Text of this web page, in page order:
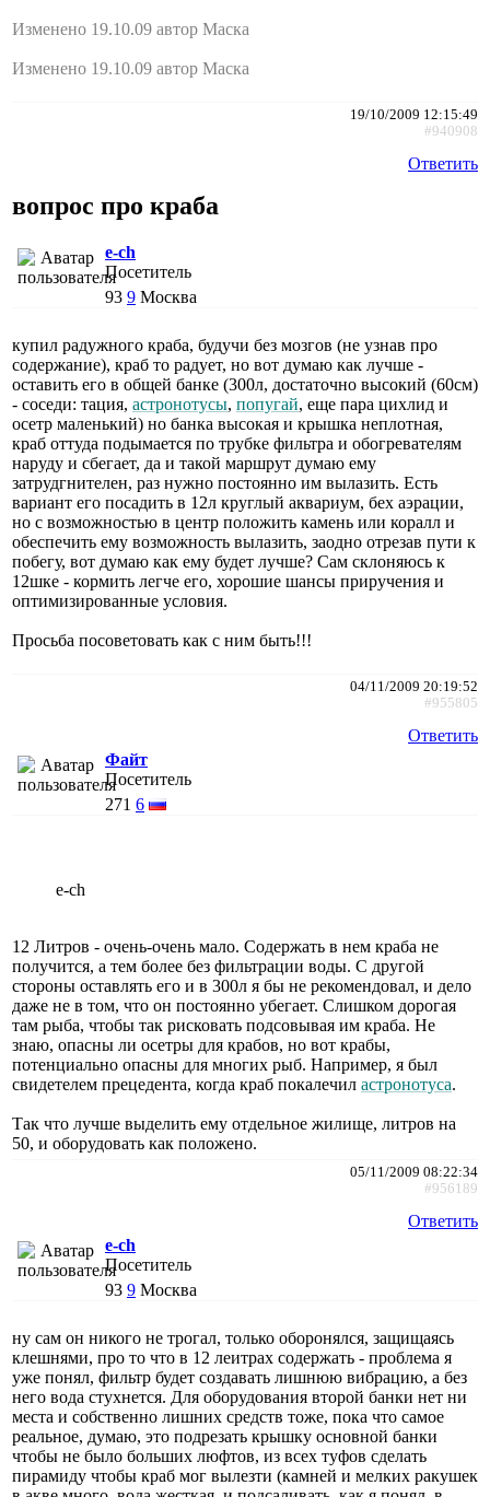
Изменено 19.10.09 автор Маска
Изменено 19.10.09 автор Маска
19/10/2009 12:15:49
#940908
Ответить
вопрос про краба
e-ch
Посетитель
93 9 Москва
купил радужного краба, будучи без мозгов (не узнав про
содержание), краб то радует, но вот думаю как лучше -
оставить его в общей банке (300л, достаточно высокий (60см)
- соседи: тация, астронотусы, попугай, еще пара цихлид и
осетр маленький) но банка высокая и крышка неплотная,
краб оттуда подымается по трубке фильтра и обогревателям
наруду и сбегает, да и такой маршрут думаю ему
затрудгнителен, раз нужно постоянно им вылазить. Есть
вариант его посадить в 12л круглый аквариум, бех аэрации,
но с возможностью в центр положить камень или коралл и
обеспечить ему возможность вылазить, заодно отрезав пути к
побегу, вот думаю как ему будет лучше? Сам склоняюсь к
12шке - кормить легче его, хорошие шансы приручения и
оптимизированные условия.
Просьба посоветовать как с ним быть!!!
04/11/2009 20:19:52
#955805
Ответить
Файт
Посетитель
271 6
e-ch
12 Литров - очень-очень мало. Содержать в нем краба не
получится, а тем более без фильтрации воды. С другой
стороны оставлять его и в 300л я бы не рекомендовал, и дело
даже не в том, что он постоянно убегает. Слишком дорогая
там рыба, чтобы так рисковать подсовывая им краба. Не
знаю, опасны ли осетры для крабов, но вот крабы,
потенциально опасны для многих рыб. Например, я был
свидетелем прецедента, когда краб покалечил астронотуса.
Так что лучше выделить ему отдельное жилище, литров на
50, и оборудовать как положено.
05/11/2009 08:22:34
#956189
Ответить
e-ch
Посетитель
93 9 Москва
ну сам он никого не трогал, только оборонялся, защищаясь
клешнями, про то что в 12 леитрах содержать - проблема я
уже понял, фильтр будет создавать лишнюю вибрацию, а без
него вода стухнется. Для оборудования второй банки нет ни
места и собственно лишних средств тоже, пока что самое
реальное, думаю, это подрезать крышку основной банки
чтобы не было больших люфтов, из всех туфов сделать
пирамиду чтобы краб мог вылезти (камней и мелких ракушек